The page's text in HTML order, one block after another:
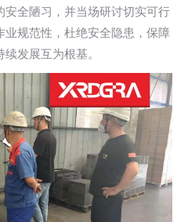
安全陋习，并当场研讨切实可行
业规范性，杜绝安全隐患，保障
发展互为根基。